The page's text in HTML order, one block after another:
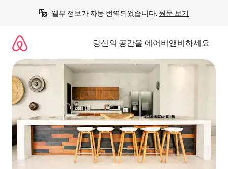
일부 정보가 자동 번역되었습니다. 원문 보기
당신의 공간을 에어비앤비하세요